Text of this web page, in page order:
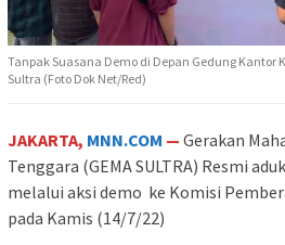
Tanpak Suasana Demo di Depan Gedung Kantor
Sultra (Foto Dok Net/Red)
JAKARTA, MNN.COM — Gerakan
Tenggara (GEMA SULTRA) Resmi
melalui aksi demo ke Komisi
pada Kamis (14/7/22)